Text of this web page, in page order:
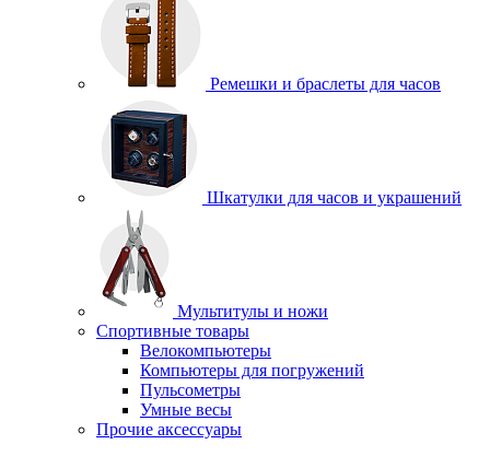
Ремешки и браслеты для часов
Шкатулки для часов и украшений
Мультитулы и ножи
Спортивные товары
Велокомпьютеры
Компьютеры для погружений
Пульсометры
Умные весы
Прочие аксессуары